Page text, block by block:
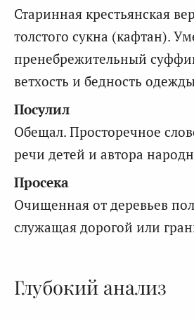
Старинная крестьянская
толстого сукна (кафтан).
пренебрежительный
ветхость и бедность
Посулил
Обещал. Просторечное
речи детей и автора
Просека
Очищенная от деревьев
служащая дорогой или
Глубокий анализ